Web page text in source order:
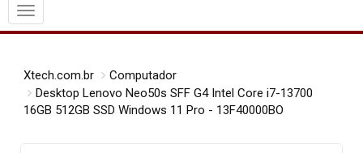
Menu
Xtech.com.br
Computador
Desktop Lenovo Neo50s SFF G4 Intel Core i7-13700
16GB 512GB SSD Windows 11 Pro - 13F40000BO